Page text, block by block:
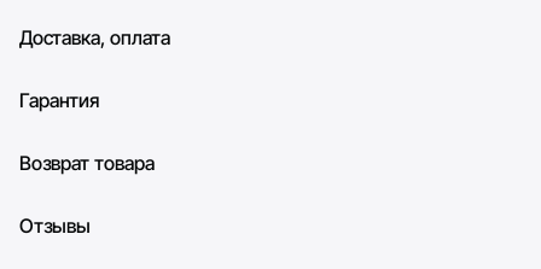
Доставка, оплата
Гарантия
Возврат товара
Отзывы